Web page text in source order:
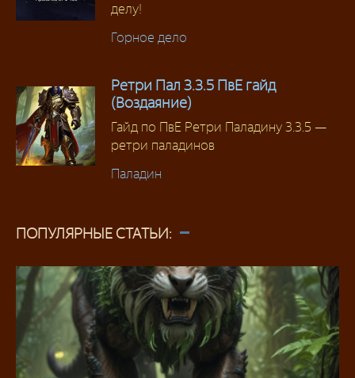
делу!
Горное дело
Ретри Пал 3.3.5 ПвЕ гайд
(Воздаяние)
Гайд по ПвЕ Ретри Паладину 3.3.5 —
ретри паладинов
Паладин
ПОПУЛЯРНЫЕ СТАТЬИ: